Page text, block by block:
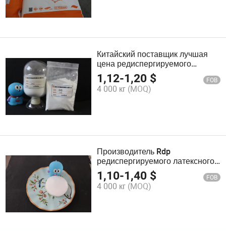
Китайский поставщик лучшая
цена редиспергируемого
полимерного порошка Rdp
порошка Vae
1,12-1,20 $ FOB
4 000 кг (MOQ)
Производитель Rdp
редиспергируемого латексного
порошка для адгезии плитки,
самовыравнивающегося
раствора, сухой смеси,
1,10-1,40 $ FOB
4 000 кг (MOQ)